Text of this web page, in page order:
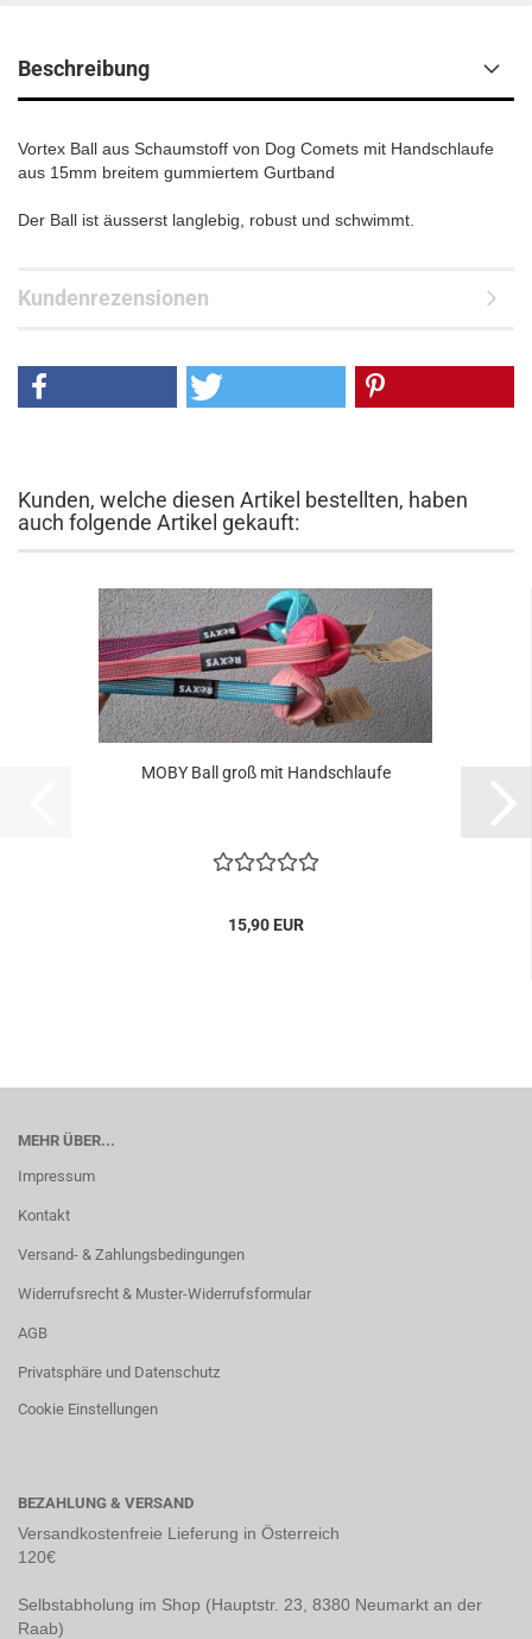
Beschreibung
Vortex Ball aus Schaumstoff von Dog Comets mit Handschlaufe
aus 15mm breitem gummiertem Gurtband
Der Ball ist äusserst langlebig, robust und schwimmt.
Kundenrezensionen
Kunden, welche diesen Artikel bestellten, haben
auch folgende Artikel gekauft:
MOBY Ball groß mit Handschlaufe
15,90 EUR
MEHR ÜBER...
Impressum
Kontakt
Versand- & Zahlungsbedingungen
Widerrufsrecht & Muster-Widerrufsformular
AGB
Privatsphäre und Datenschutz
Cookie Einstellungen
BEZAHLUNG & VERSAND
Versandkostenfreie Lieferung in Österreich
120€
Selbstabholung im Shop (Hauptstr. 23, 8380 Neumarkt an der
Raab)